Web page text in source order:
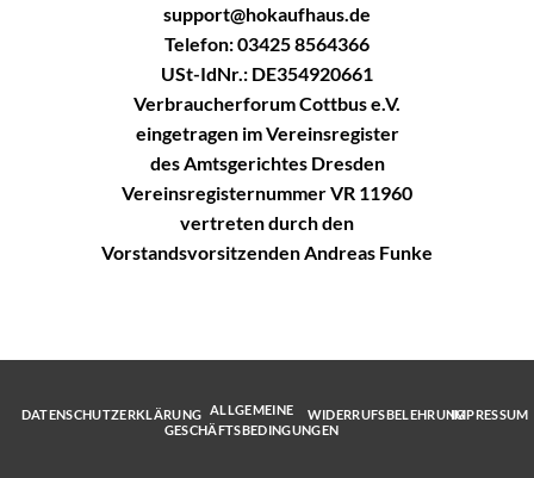
support@hokaufhaus.de
Telefon: 03425 8564366
USt-IdNr.: DE354920661
Verbraucherforum Cottbus e.V.
eingetragen im Vereinsregister
des Amtsgerichtes Dresden
Vereinsregisternummer VR 11960
vertreten durch den
Vorstandsvorsitzenden Andreas Funke
DATENSCHUTZERKLÄRUNG ALLGEMEINE
GESCHÄFTSBEDINGUNGEN
WIDERRUFSBELEHRUNGIMPRESSUM